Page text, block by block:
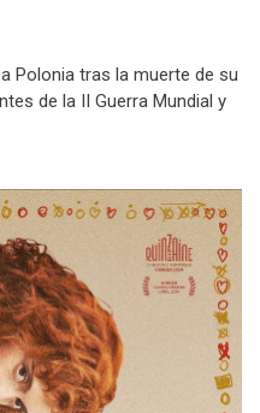
Polonia tras la muerte de su
de la II Guerra Mundial y